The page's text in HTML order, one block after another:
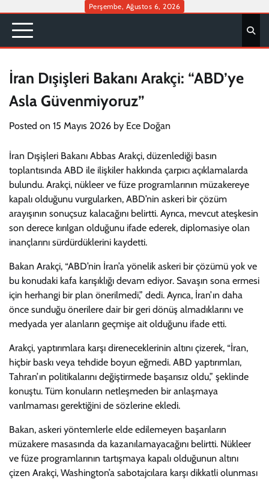
content
Perşembe, Ağustos 6, 2026
İran Dışişleri Bakanı Arakçi: “ABD’ye
Asla Güvenmiyoruz”
Posted on 15 Mayıs 2026 by Ece Doğan
İran Dışişleri Bakanı Abbas Arakçi, düzenlediği basın
toplantısında ABD ile ilişkiler hakkında çarpıcı açıklamalarda
bulundu. Arakçi, nükleer ve füze programlarının müzakereye
kapalı olduğunu vurgularken, ABD’nin askeri bir çözüm
arayışının sonuçsuz kalacağını belirtti. Ayrıca, mevcut ateşkesin
son derece kırılgan olduğunu ifade ederek, diplomasiye olan
inançlarını sürdürdüklerini kaydetti.
Bakan Arakçi, “ABD’nin İran’a yönelik askeri bir çözümü yok ve
bu konudaki kafa karışıklığı devam ediyor. Savaşın sona ermesi
için herhangi bir plan önerilmedi,” dedi. Ayrıca, İran’ın daha
önce sunduğu önerilere dair bir geri dönüş almadıklarını ve
medyada yer alanların geçmişe ait olduğunu ifade etti.
Arakçi, yaptırımlara karşı direneceklerinin altını çizerek, “İran,
hiçbir baskı veya tehdide boyun eğmedi. ABD yaptırımları,
Tahran’ın politikalarını değiştirmede başarısız oldu,” şeklinde
konuştu. Tüm konuların netleşmeden bir anlaşmaya
varılmaması gerektiğini de sözlerine ekledi.
Bakan, askeri yöntemlerle elde edilemeyen başarıların
müzakere masasında da kazanılamayacağını belirtti. Nükleer
ve füze programlarının tartışmaya kapalı olduğunun altını
çizen Arakçi, Washington’a sabotajcılara karşı dikkatli olunması